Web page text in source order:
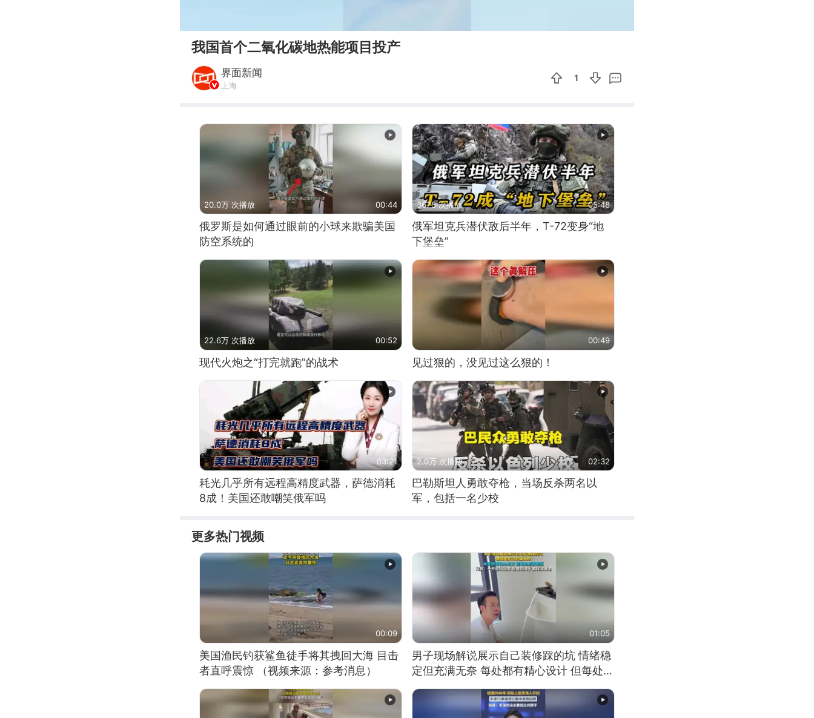
我国首个二氧化碳地热能项目投产
界面新闻
上海
1
20.0万 次播放 00:44
俄罗斯是如何通过眼前的小球来欺骗美国
防空系统的
3675 次播放 05:48
俄军坦克兵潜伏敌后半年，T-72变身“地
下堡垒”
22.6万 次播放 00:52
现代火炮之“打完就跑”的战术
00:49
见过狠的，没见过这么狠的！
03:21
耗光几乎所有远程高精度武器，萨德消耗
8成！美国还敢嘲笑俄军吗
2.0万 次播放 02:32
巴勒斯坦人勇敢夺枪，当场反杀两名以
军，包括一名少校
更多热门视频
00:09
美国渔民钓获鲨鱼徒手将其拽回大海 目击
者直呼震惊 （视频来源：参考消息）
01:05
男子现场解说展示自己装修踩的坑 情绪稳
定但充满无奈 每处都有精心设计 但每处都